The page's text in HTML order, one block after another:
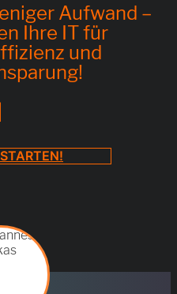
Aufwand –
Ihre IT für
und